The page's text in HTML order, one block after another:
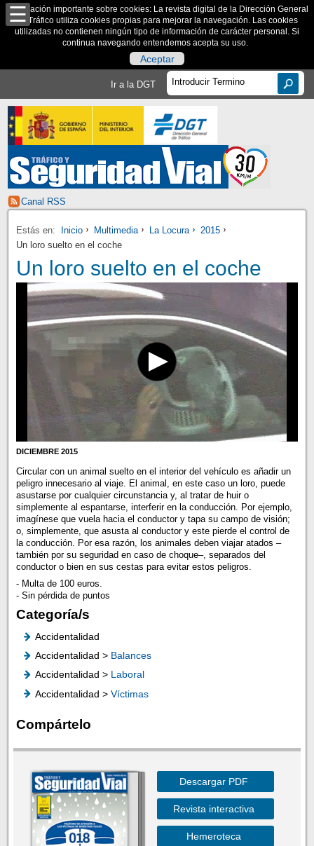
Información importante sobre cookies: La revista digital de la Dirección General
de Tráfico utiliza cookies propias para mejorar la navegación. Las cookies
utilizadas no contienen ningún tipo de información de carácter personal. Si
continua navegando entendemos acepta su uso.
Aceptar
Ir a la DGT
Canal RSS
Estás en: Inicio Multimedia La Locura
2015
Un loro suelto en el coche
Un loro suelto en el coche
DICIEMBRE 2015
Circular con un animal suelto en el interior del vehículo es añadir un
peligro innecesario al viaje. El animal, en este caso un loro, puede
asustarse por cualquier circunstancia y, al tratar de huir o
simplemente al espantarse, interferir en la conducción. Por ejemplo,
imagínese que vuela hacia el conductor y tapa su campo de visión;
o, simplemente, que asusta al conductor y este pierde el control de
la conducción. Por esa razón, los animales deben viajar atados –
también por su seguridad en caso de choque–, separados del
conductor o bien en sus cestas para evitar estos peligros.
- Multa de 100 euros.
- Sin pérdida de puntos
Categoría/s
Accidentalidad
Accidentalidad > Balances
Accidentalidad > Laboral
Accidentalidad > Víctimas
Compártelo
Descargar PDF
Revista interactiva
Hemeroteca